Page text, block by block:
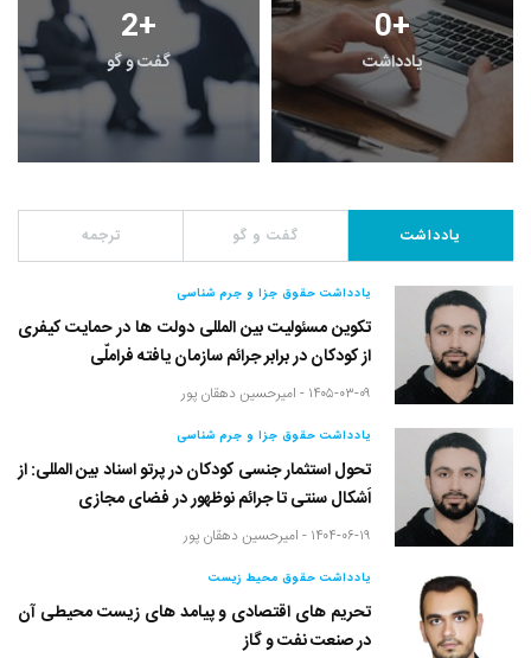
2+
گفت و گو
0+
یادداشت
یادداشت گفت و گو ترجمه
یادداشت حقوق جزا و جرم شناسی
تکوین مسئولیت بین المللی دولت ها در حمایت کیفری
از کودکان در برابر جرائم سازمان یافته فراملّی
۱۴۰۵-۰۳-۰۹ - امیرحسین دهقان پور
یادداشت حقوق جزا و جرم شناسی
تحول استثمار جنسی کودکان در پرتو اسناد بین المللی: از
اَشکال سنتی تا جرائم نوظهور در فضای مجازی
۱۴۰۴-۰۶-۱۹ - امیرحسین دهقان پور
یادداشت حقوق محیط زیست
تحریم های اقتصادی و پیامد های زیست محیطی آن
در صنعت نفت و گاز